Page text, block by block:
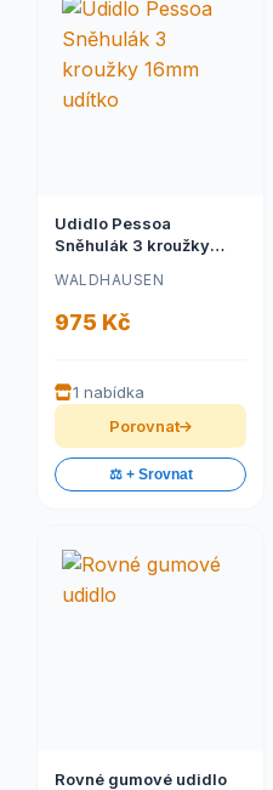
Udidlo Pessoa
Sněhulák 3 kroužky
WALDHAUSEN
975 Kč
1 nabídka
Porovnat
⚖️ + Srovnat
Rovné gumové udidlo